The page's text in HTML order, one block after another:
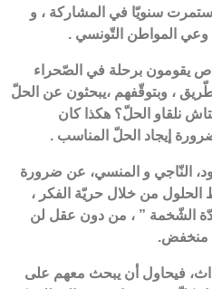
سنويّا في المشاركة ، و
المواطن التّونسي .
يقومون برحلة في الصّحراء
، وبتوقّفهم ،يبحثون عن الحلّ
نلقاو الحلّ؟ هكذا كان
إيجاد الحلّ المناسب .
النّاجي و المنسي، عن ضرورة
الحلول من خلال حريّة الفكر ،
الشّخمة ” ، من دون عقل لن
منخفض.
فيحاول أن يبحث معهم على